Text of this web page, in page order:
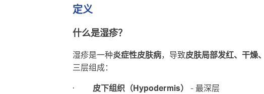
定义
什么是湿疹？
湿疹是一种炎症性皮肤病，导致皮肤局部发红、干燥
三层组成：
· 皮下组织（Hypodermis） - 最深层